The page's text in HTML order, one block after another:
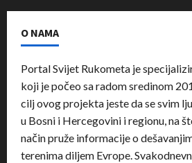
O NAMA
Portal Svijet Rukometa je
koji je počeo sa radom sredinom
cilj ovog projekta jeste da se svim
u Bosni i Hercegovini i regionu, na
način pruže informacije o
terenima diljem Evrope.